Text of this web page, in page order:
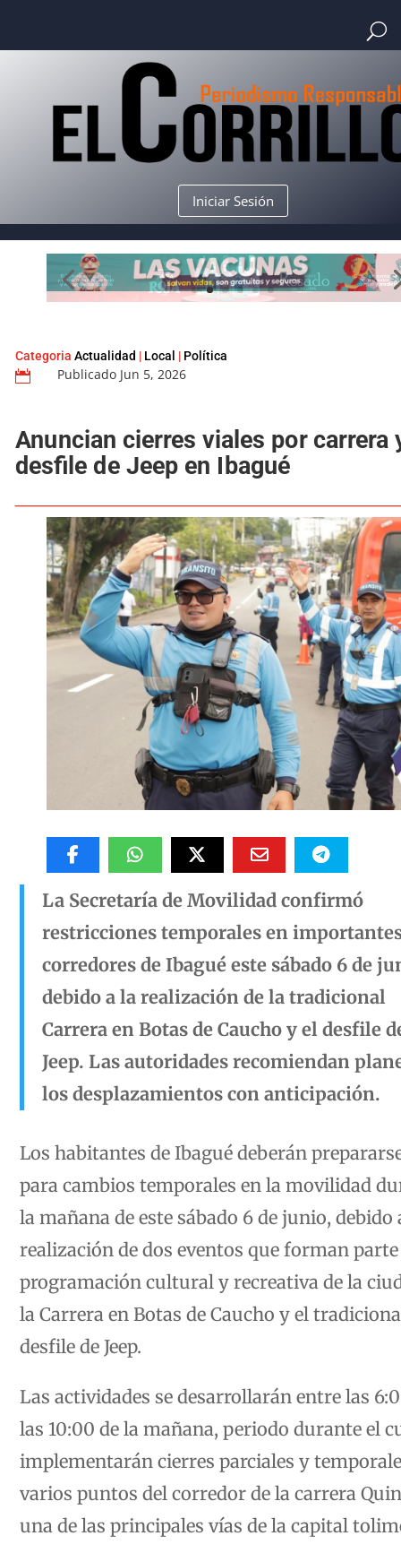
Iniciar Sesión
 Publicado Jun 5, 2026
Anuncian cierres viales por carrera
desfile de Jeep en Ibagué
La Secretaría de Movilidad confirmó
restricciones temporales en
corredores de Ibagué este sábado 6 de
debido a la realización de la tradicional
Carrera en Botas de Caucho y el desfile
Jeep. Las autoridades recomiendan
los desplazamientos con anticipación.
Los habitantes de Ibagué deberán
para cambios temporales en la movilidad
la mañana de este sábado 6 de junio, debido
realización de dos eventos que forman
programación cultural y recreativa de la
la Carrera en Botas de Caucho y el
desfile de Jeep.
Las actividades se desarrollarán entre las
las 10:00 de la mañana, periodo durante el
implementarán cierres parciales y
varios puntos del corredor de la carrera
una de las principales vías de la capital